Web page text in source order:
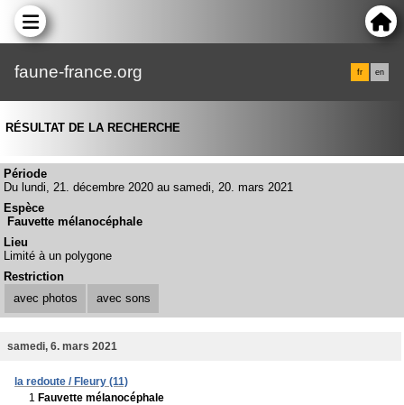
faune-france.org fr en
RÉSULTAT DE LA RECHERCHE
Période
Du lundi, 21. décembre 2020 au samedi, 20. mars 2021
Espèce
Fauvette mélanocéphale
Lieu
Limité à un polygone
Restriction
avec photos
avec sons
samedi, 6. mars 2021
la redoute / Fleury (11)
1 Fauvette mélanocéphale